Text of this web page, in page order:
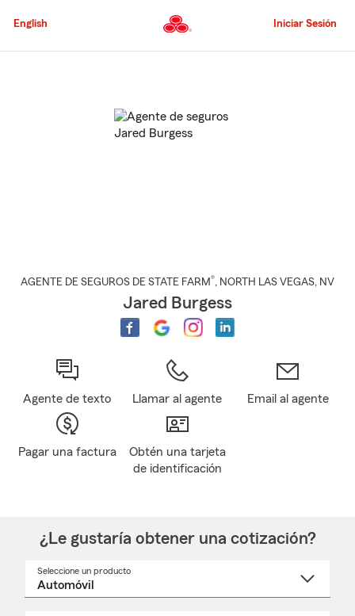
al
principal
English Iniciar Sesión
AGENTE DE SEGUROS DE STATE FARM®, NORTH LAS VEGAS, NV
Jared Burgess
Agente de texto Llamar al agente Email al agente
Pagar una factura
Obtén una tarjeta
de identificación
¿Le gustaría obtener una cotización?
Seleccione un producto